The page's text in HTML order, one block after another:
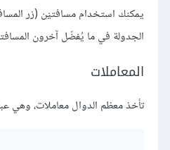
الجدولة في ما يُفضّل آخرون
المعاملات
تأخذ معظم الدوال معاملات، وهي